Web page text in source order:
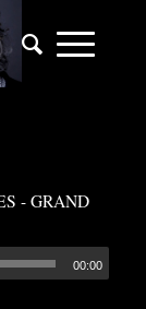
- GRAND
00:00